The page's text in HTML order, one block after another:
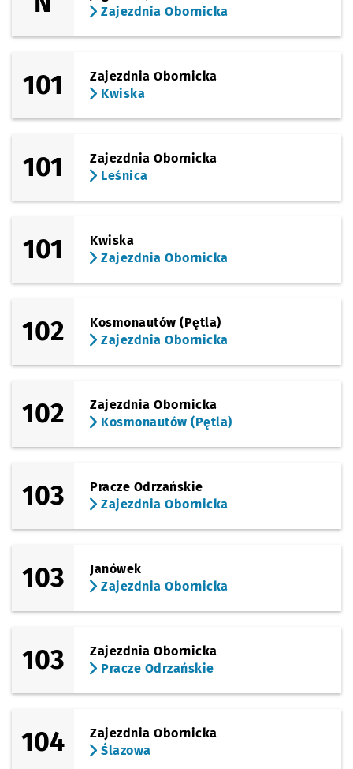
Zajezdnia Obornicka
101
Zajezdnia Obornicka
Kwiska
101
Zajezdnia Obornicka
Leśnica
101
Kwiska
Zajezdnia Obornicka
102
Kosmonautów (Pętla)
Zajezdnia Obornicka
102
Zajezdnia Obornicka
Kosmonautów (Pętla)
103
Pracze Odrzańskie
Zajezdnia Obornicka
103
Janówek
Zajezdnia Obornicka
103
Zajezdnia Obornicka
Pracze Odrzańskie
104
Zajezdnia Obornicka
Ślazowa